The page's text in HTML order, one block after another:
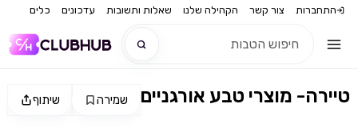
התחברות צור קשר הקהילה שלנו שאלות ותשובות עדכונים כלים
שיתוף שמירה טיירה- מוצרי טבע אורגניים